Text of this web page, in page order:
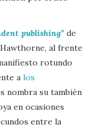
publishing” de
al frente
rotundo
alos
nombra su también
en ocasiones
entre la